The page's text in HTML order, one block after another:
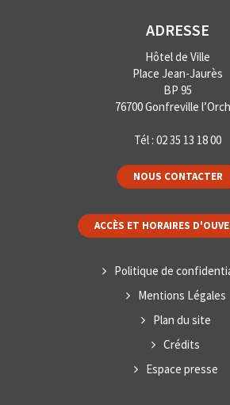
ADRESSE
Hôtel de Ville
Place Jean-Jaurès
BP 95
76700 Gonfreville
Tél : 02 35 13 18 00
NOUS CONTACTER
ACCÈS ET HORAIRES
Politique de
Mentions Légales
Plan du site
Crédits
Espace presse